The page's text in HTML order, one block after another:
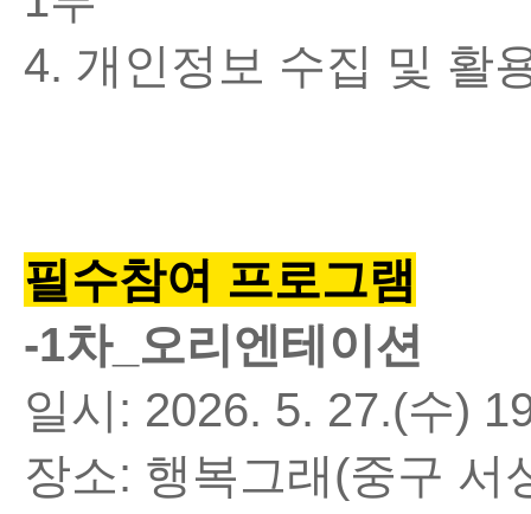
4. 개인정보 수집 및 활
필수참여 프로그램
-1차_ 오리엔테이션
일시: 2026. 5. 27.(수)
장소: 행복그래(중구 서